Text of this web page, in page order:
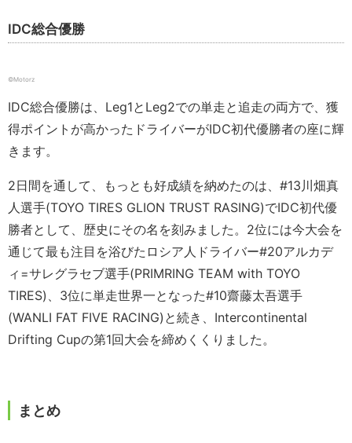
IDC総合優勝
©️Motorz
IDC総合優勝は、Leg1とLeg2での単走と追走の両方で、獲
得ポイントが高かったドライバーがIDC初代優勝者の座に輝
きます。
2日間を通して、もっとも好成績を納めたのは、#13川畑真
人選手(TOYO TIRES GLION TRUST RASING)でIDC初代優
勝者として、歴史にその名を刻みました。2位には今大会を
通じて最も注目を浴びたロシア人ドライバー#20アルカデ
ィ=サレグラセブ選手(PRIMRING TEAM with TOYO
TIRES)、3位に単走世界一となった#10齋藤太吾選手
(WANLI FAT FIVE RACING)と続き、Intercontinental
Drifting Cupの第1回大会を締めくくりました。
まとめ